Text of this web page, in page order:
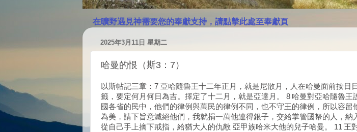
在曠野遇見神需要您的奉獻支持，請點擊此處至奉獻頁
2025年3月11日 星期二
哈曼的恨（斯3：7）
以斯帖記三章：7 亞哈隨魯王十二年正月，就是尼散月，人在哈曼面前按日
籤，要定何月何日為吉。擇定了十二月，就是亞達月。 8 哈曼對亞哈隨魯王
國各省的民中，他們的律例與萬民的律例不同，也不守王的律例，所以容留
為美，請下旨意滅絕他們，我就捐一萬他連得銀子，交給掌管國帑的人，納
從自己手上摘下戒指，給猶大人的仇敵 亞甲族哈米大他的兒子哈曼。 11 王